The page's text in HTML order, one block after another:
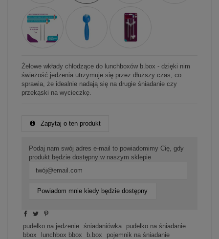
Żelowe wkłady chłodzące do lunchboxów b.box - dzięki nim
świeżość jedzenia utrzymuje się przez dłuższy czas, co
sprawia, że idealnie nadają się na drugie śniadanie czy
przekąski na wycieczkę.
Zapytaj o ten produkt
Podaj nam swój adres e-mail to powiadomimy Cię, gdy
produkt będzie dostępny w naszym sklepie
Powiadom mnie kiedy będzie dostępny
pudełko na jedzenie śniadaniówka
pudełko na śniadanie
bbox
lunchbox bbox b.box
pojemnik na śniadanie